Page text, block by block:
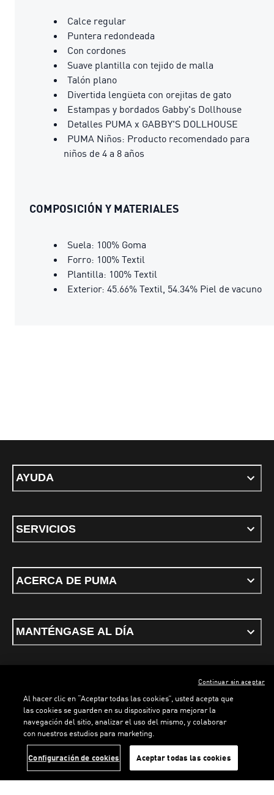
LOADING... LOADING...
Calce regular
Puntera redondeada
Con cordones
Suave plantilla con tejido de malla
Talón plano
Divertida lengüeta con orejitas de gato
Estampas y bordados Gabby's Dollhouse
Detalles PUMA x GABBY'S DOLLHOUSE
PUMA Niños: Producto recomendado para
niños de 4 a 8 años
COMPOSICIÓN Y MATERIALES
Suela: 100% Goma
Forro: 100% Textil
Plantilla: 100% Textil
Exterior: 45.66% Textil, 54.34% Piel de vacuno
AYUDA
SERVICIOS
ACERCA DE PUMA
MANTÉNGASE AL DÍA
Términos y condicionesPolítica de Privacidad
ESPAÑOL
PUMA, 2026. Todos los derechos reservados
Al hacer clic en “Aceptar todas las cookies”, usted acepta que
las cookies se guarden en su dispositivo para mejorar la
navegación del sitio, analizar el uso del mismo, y colaborar
con nuestros estudios para marketing.
Configuración de cookies Aceptar todas las cookies
Continuar sin aceptar